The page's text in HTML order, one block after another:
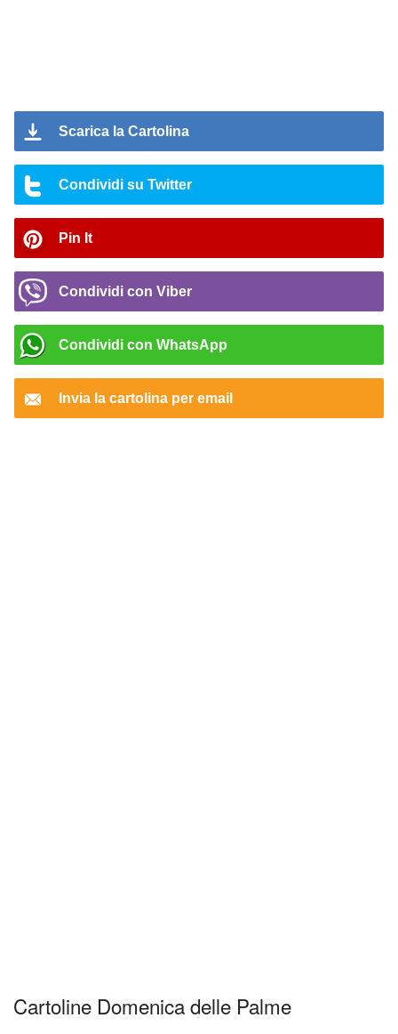
Scarica la Cartolina
Condividi su Twitter
Pin It
Condividi con Viber
Condividi con WhatsApp
Invia la cartolina per email
Cartoline Domenica delle Palme